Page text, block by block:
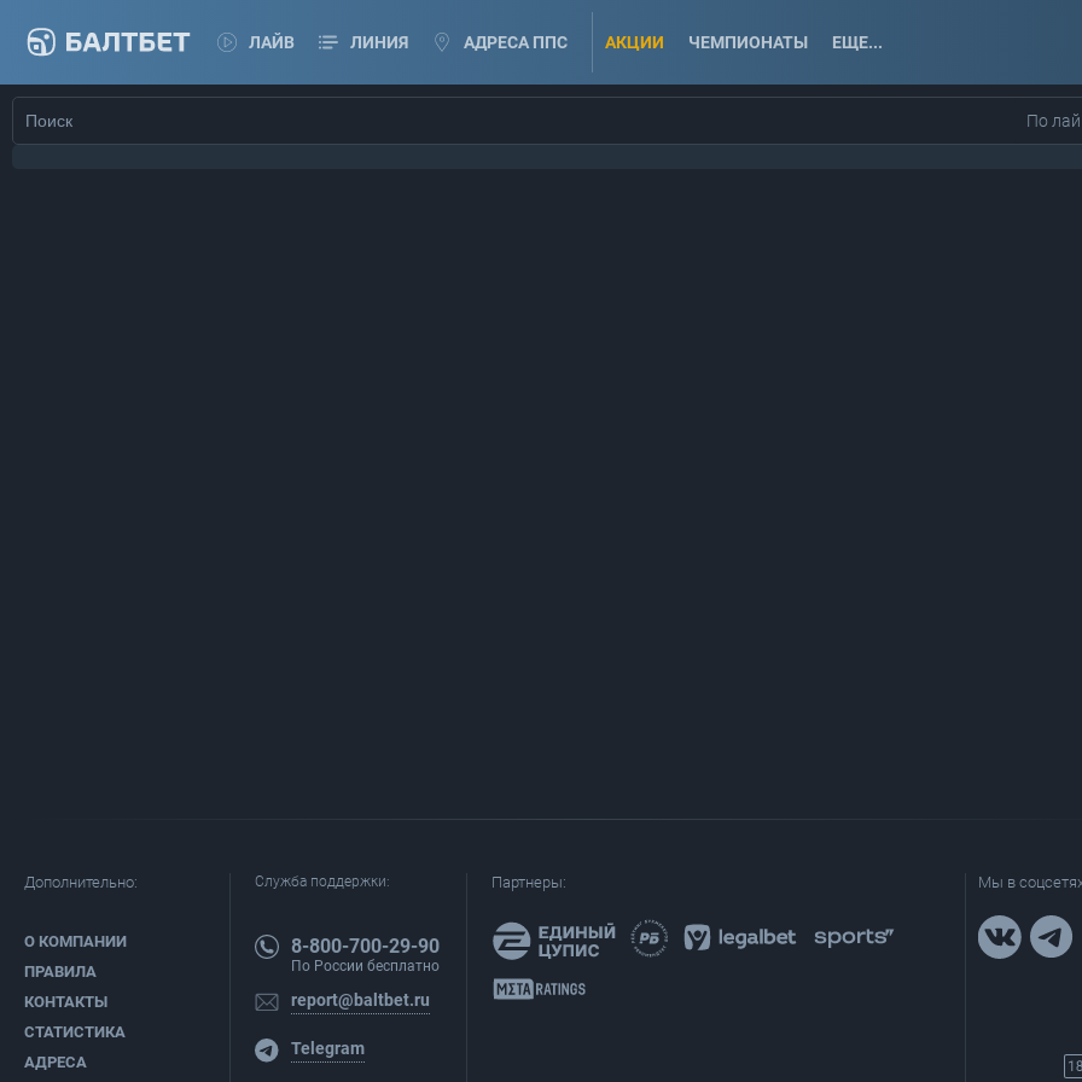
ЛАЙВ ЛИНИЯ АДРЕСА ППС АКЦИИ ЧЕМПИОНАТЫ ЕЩЕ...
По
Дополнительно:
О КОМПАНИИ
ПРАВИЛА
КОНТАКТЫ
СТАТИСТИКА
АДРЕСА
Служба поддержки:
8-800-700-29-90
По России бесплатно
report@baltbet.ru
Telegram
Партнеры: Мы в